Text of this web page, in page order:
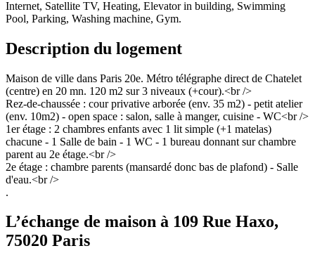
Internet, Satellite TV, Heating, Elevator in building, Swimming
Pool, Parking, Washing machine, Gym.
Description du logement
Maison de ville dans Paris 20e. Métro télégraphe direct de Chatelet
(centre) en 20 mn. 120 m2 sur 3 niveaux (+cour).<br />
Rez-de-chaussée : cour privative arborée (env. 35 m2) - petit atelier
(env. 10m2) - open space : salon, salle à manger, cuisine - WC<br />
1er étage : 2 chambres enfants avec 1 lit simple (+1 matelas)
chacune - 1 Salle de bain - 1 WC - 1 bureau donnant sur chambre
parent au 2e étage.<br />
2e étage : chambre parents (mansardé donc bas de plafond) - Salle
d'eau.<br />
.
L’échange de maison à 109 Rue Haxo,
75020 Paris